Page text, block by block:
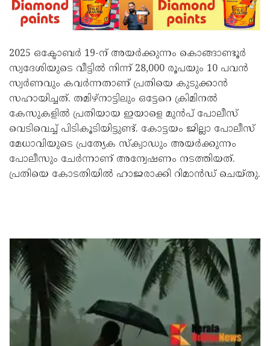
2025 ഒക്ടോബർ 19-ന് അയർക്കുന്നം കൊങ്ങാണ്ടൂർ
സ്വദേശിയുടെ വീട്ടിൽ നിന്ന് 28,000 രൂപയും 10 പവൻ
സ്വർണവും കവർന്നതാണ് പ്രതിയെ കുടുക്കാൻ
സഹായിച്ചത്. തമിഴ്‌നാട്ടിലും ഒട്ടേറെ ക്രിമിനൽ
കേസുകളിൽ പ്രതിയായ ഇയാളെ മുൻപ് പോലീസ്
വെടിവെച്ച് പിടികൂടിയിട്ടുണ്ട്. കോട്ടയം ജില്ലാ പോലീസ്
മേധാവിയുടെ പ്രത്യേക സ്ക്വാഡും അയർക്കുന്നം
പോലീസും ചേർന്നാണ് അന്വേഷണം നടത്തിയത്.
പ്രതിയെ കോടതിയിൽ ഹാജരാക്കി റിമാൻഡ് ചെയ്തു.